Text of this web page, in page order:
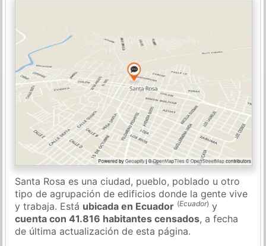
Santa Rosa es una ciudad, pueblo, poblado u otro
tipo de agrupación de edificios donde la gente vive
y trabaja. Está ubicada en Ecuador (Ecuador) y
cuenta con 41.816 habitantes censados, a fecha
de última actualización de esta página.